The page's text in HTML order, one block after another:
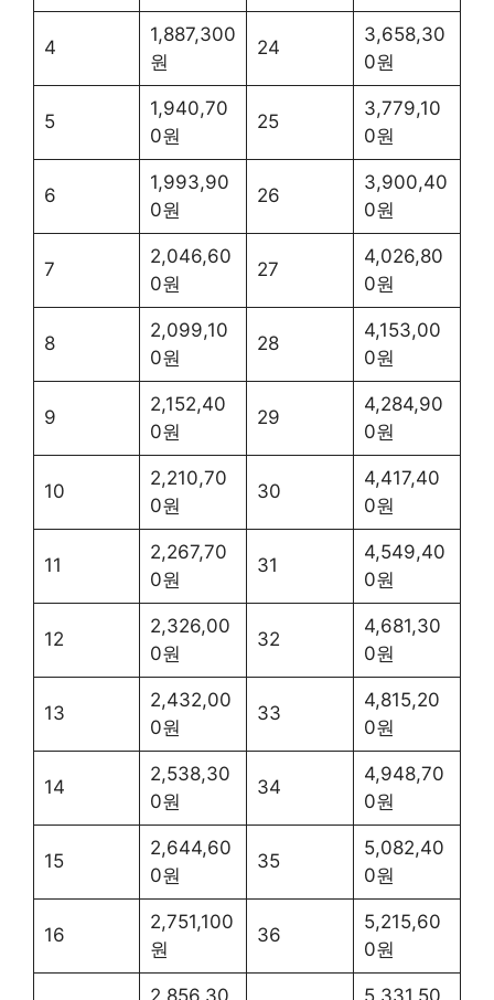
4
1,887,300
원
24
3,658,30
0원
5
1,940,70
0원
25
3,779,10
0원
6
1,993,90
0원
26
3,900,40
0원
7
2,046,60
0원
27
4,026,80
0원
8
2,099,10
0원
28
4,153,00
0원
9
2,152,40
0원
29
4,284,90
0원
10
2,210,70
0원
30
4,417,40
0원
11
2,267,70
0원
31
4,549,40
0원
12
2,326,00
0원
32
4,681,30
0원
13
2,432,00
0원
33
4,815,20
0원
14
2,538,30
0원
34
4,948,70
0원
15
2,644,60
0원
35
5,082,40
0원
16
2,751,100
원
36
5,215,60
0원
2,856,30 5,331,50